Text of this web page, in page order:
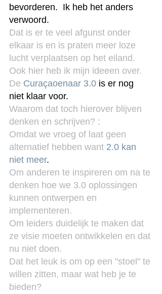
bevorderen.  Ik heb het anders
verwoord.
Dat is er te veel afgunst onder
elkaar is en is praten meer loze
lucht verplaatsen op het eiland.
Ook hier heb ik mijn ideeen over.
De Curaçaoenaar 3.0 is er nog
niet klaar voor.
Waarom dat toch hierover blijven
denken en schrijven? :
Omdat we vroeg of laat geen
alternatief hebben want 2.0 kan
niet meer.
Om anderen te inspireren om na te
denken hoe we 3.0 oplossingen
kunnen ontwerpen en
implementeren.
Om leiders duidelijk te maken dat
ze visie moeten ontwikkelen en dat
nu niet doen.
Dat het leuk is om op een "stoel" te
willen zitten, maar wat heb je te
bieden?